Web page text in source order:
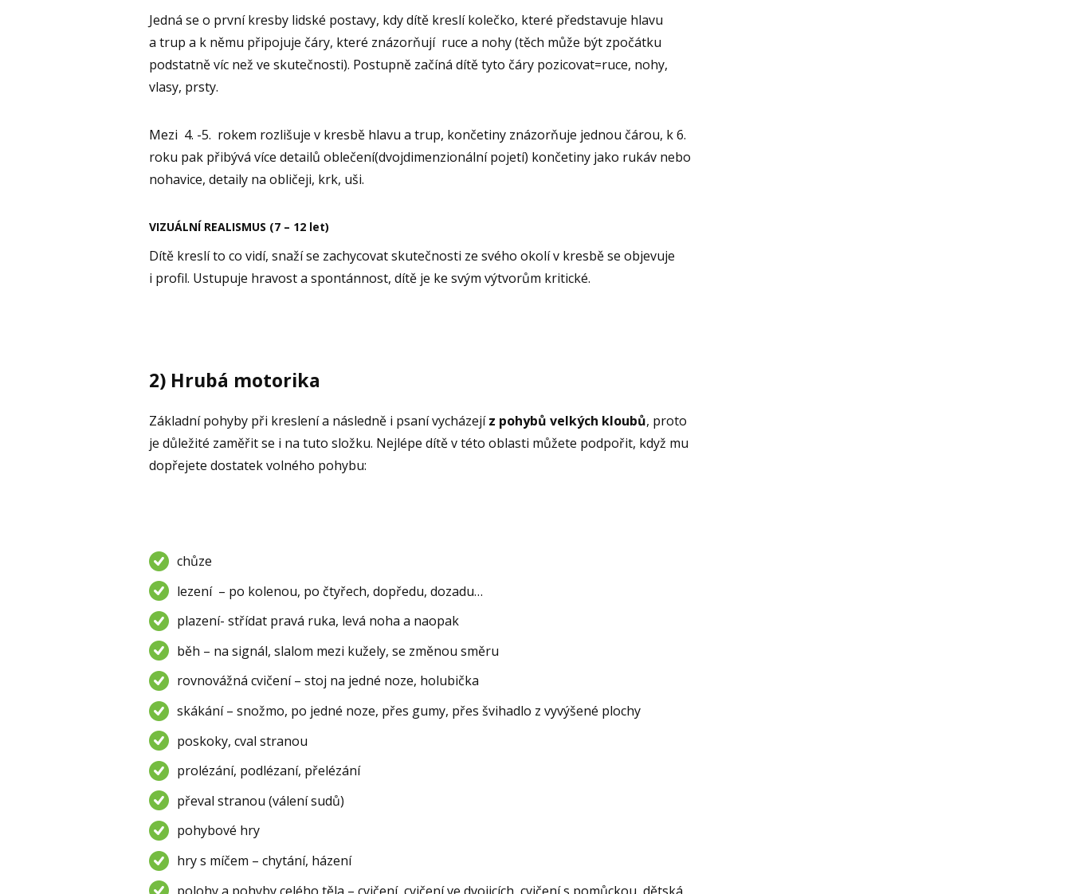
Jedná se o první kresby lidské postavy, kdy dítě kreslí kolečko, které představuje hlavu
a trup a k němu připojuje čáry, které znázorňují ruce a nohy (těch může být zpočátku
podstatně víc než ve skutečnosti). Postupně začíná dítě tyto čáry pozicovat=ruce, nohy,
vlasy, prsty.
Mezi 4. -5. rokem rozlišuje v kresbě hlavu a trup, končetiny znázorňuje jednou čárou, k 6.
roku pak přibývá více detailů oblečení(dvojdimenzionální pojetí) končetiny jako rukáv nebo
nohavice, detaily na obličeji, krk, uši.
VIZUÁLNÍ REALISMUS (7 – 12 let)
Dítě kreslí to co vidí, snaží se zachycovat skutečnosti ze svého okolí v kresbě se objevuje
i profil. Ustupuje hravost a spontánnost, dítě je ke svým výtvorům kritické.
2) Hrubá motorika
Základní pohyby při kreslení a následně i psaní vycházejíz pohybů velkých kloubů, proto
je důležité zaměřit se i na tuto složku. Nejlépe dítě v této oblasti můžete podpořit, když mu
dopřejete dostatek volného pohybu:
chůze
lezení – po kolenou, po čtyřech, dopředu, dozadu…
plazení- střídat pravá ruka, levá noha a naopak
běh – na signál, slalom mezi kužely, se změnou směru
rovnovážná cvičení – stoj na jedné noze, holubička
skákání – snožmo, po jedné noze, přes gumy, přes švihadlo z vyvýšené plochy
poskoky, cval stranou
prolézání, podlézaní, přelézání
převal stranou (válení sudů)
pohybové hry
hry s míčem – chytání, házení
polohy a pohyby celého těla – cvičení, cvičení ve dvojicích, cvičení s pomůckou, dětská